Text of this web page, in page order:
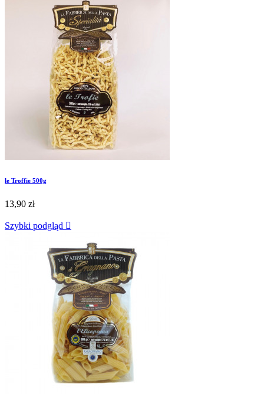
le Troffie 500g
13,90 zł
Szybki podgląd 